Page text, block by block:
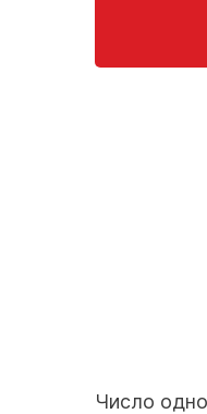
Число